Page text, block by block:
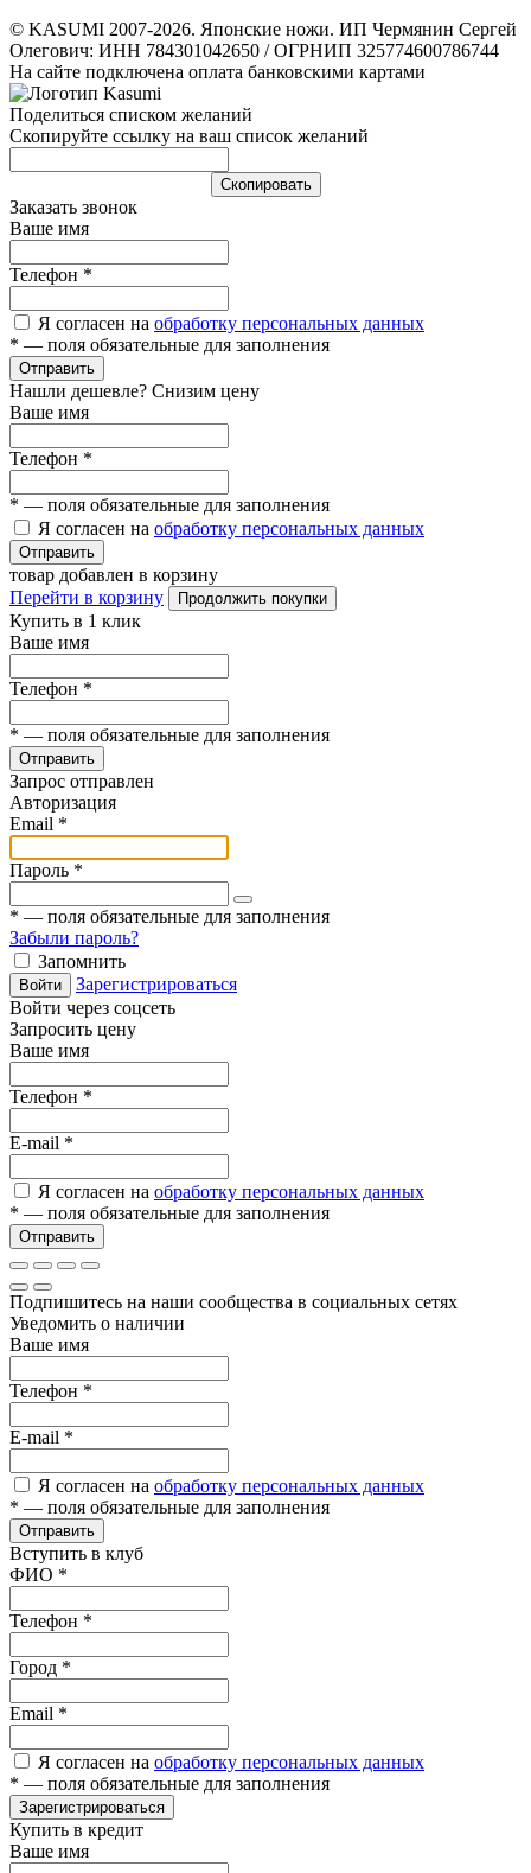
© KASUMI 2007-2026. Японские ножи. ИП Чермянин Сергей
Олегович: ИНН 784301042650 / ОГРНИП 325774600786744
На сайте подключена оплата банковскими картами
Поделиться списком желаний
Скопируйте ссылку на ваш список желаний
Cкопировать
Заказать звонок
Ваше имя
Телефон *
Я согласен на обработку персональных данных
* — поля обязательные для заполнения
Отправить
Нашли дешевле? Снизим цену
Ваше имя
Телефон *
* — поля обязательные для заполнения
Я согласен на обработку персональных данных
Отправить
товар добавлен в корзину
Перейти в корзину
Продолжить покупки
Купить в 1 клик
Ваше имя
Телефон *
* — поля обязательные для заполнения
Отправить
Запрос отправлен
Авторизация
Email *
Пароль *
* — поля обязательные для заполнения
Забыли пароль?
Запомнить
Войти
Зарегистрироваться
Войти через соцсеть
Запросить цену
Ваше имя
Телефон *
E-mail *
Я согласен на обработку персональных данных
* — поля обязательные для заполнения
Отправить
Подпишитесь на наши сообщества в социальных сетях
Уведомить о наличии
Ваше имя
Телефон *
E-mail *
Я согласен на обработку персональных данных
* — поля обязательные для заполнения
Отправить
Вступить в клуб
ФИО *
Телефон *
Город *
Email *
Я согласен на обработку персональных данных
* — поля обязательные для заполнения
Зарегистрироваться
Купить в кредит
Ваше имя